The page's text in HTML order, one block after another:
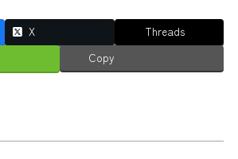
X
Threads
Copy